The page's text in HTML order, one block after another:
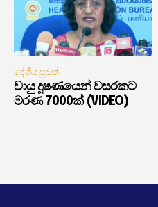
දේශීය පුවත්
වායු දූෂණයෙන් වසරකට
මරණ 7000ක් (VIDEO)